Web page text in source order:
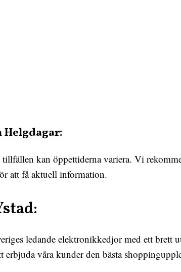
kan öppettiderna variera. Vi
att få aktuell information.
ledande elektronikkedjor med ett
erbjuda våra kunder den bästa